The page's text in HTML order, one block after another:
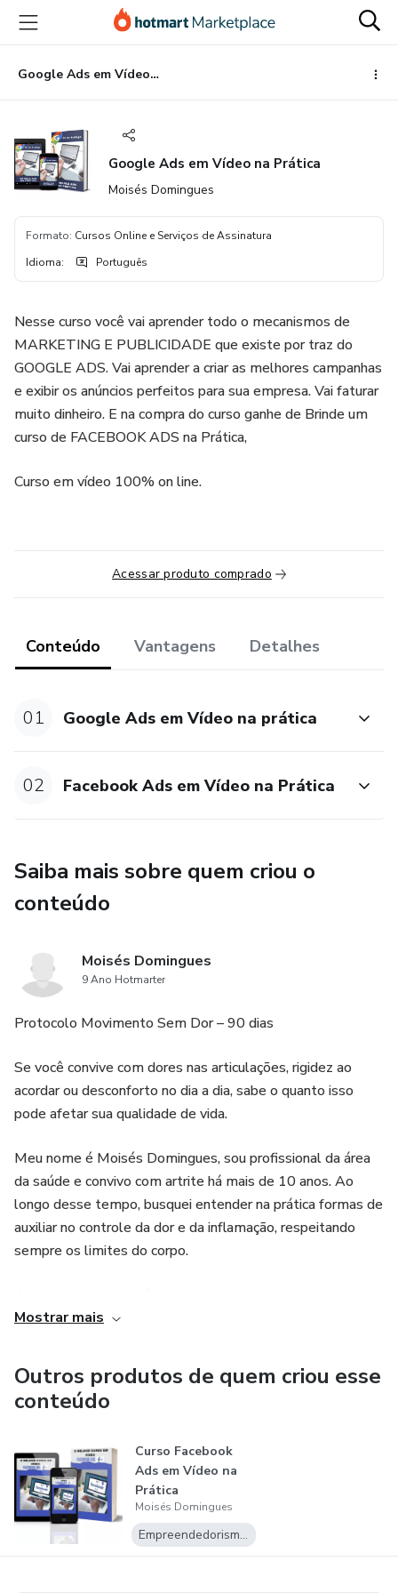
para
conteúdo
principal
para
pagamento
para
rodapé
Google Ads em Vídeo na Prática
Google Ads em Vídeo na Prática
Moisés Domingues
Formato: Cursos Online e Serviços de Assinatura
Idioma: Português
Nesse curso você vai aprender todo o mecanismos de
MARKETING E PUBLICIDADE que existe por traz do
GOOGLE ADS. Vai aprender a criar as melhores campanhas
e exibir os anúncios perfeitos para sua empresa. Vai faturar
muito dinheiro. E na compra do curso ganhe de Brinde um
curso de FACEBOOK ADS na Prática,
Curso em vídeo 100% on line.
Acessar produto comprado
Conteúdo Vantagens Detalhes
01 Google Ads em Vídeo na prática
02 Facebook Ads em Vídeo na Prática
Saiba mais sobre quem criou o
conteúdo
Moisés Domingues
9 Ano Hotmarter
Protocolo Movimento Sem Dor – 90 dias
Se você convive com dores nas articulações, rigidez ao
acordar ou desconforto no dia a dia, sabe o quanto isso
pode afetar sua qualidade de vida.
Meu nome é Moisés Domingues, sou profissional da área
da saúde e convivo com artrite há mais de 10 anos. Ao
longo desse tempo, busquei entender na prática formas de
auxiliar no controle da dor e da inflamação, respeitando
sempre os limites do corpo.
chamado Movimento Sem Dor, focado em apoiar a
de vida.
Dentro desse protocolo, utilizo o composto natural
O que você recebe:
Kit completo para 90 dias, tempo mínimo recomendado
para adaptação do organismo.
🚚 Envio pelos Correios com código de rastreio
Mostrar mais
Outros produtos de quem criou esse
conteúdo
Curso Facebook
Ads em Vídeo na
Prática
Moisés Domingues
Empreendedorismo Digital